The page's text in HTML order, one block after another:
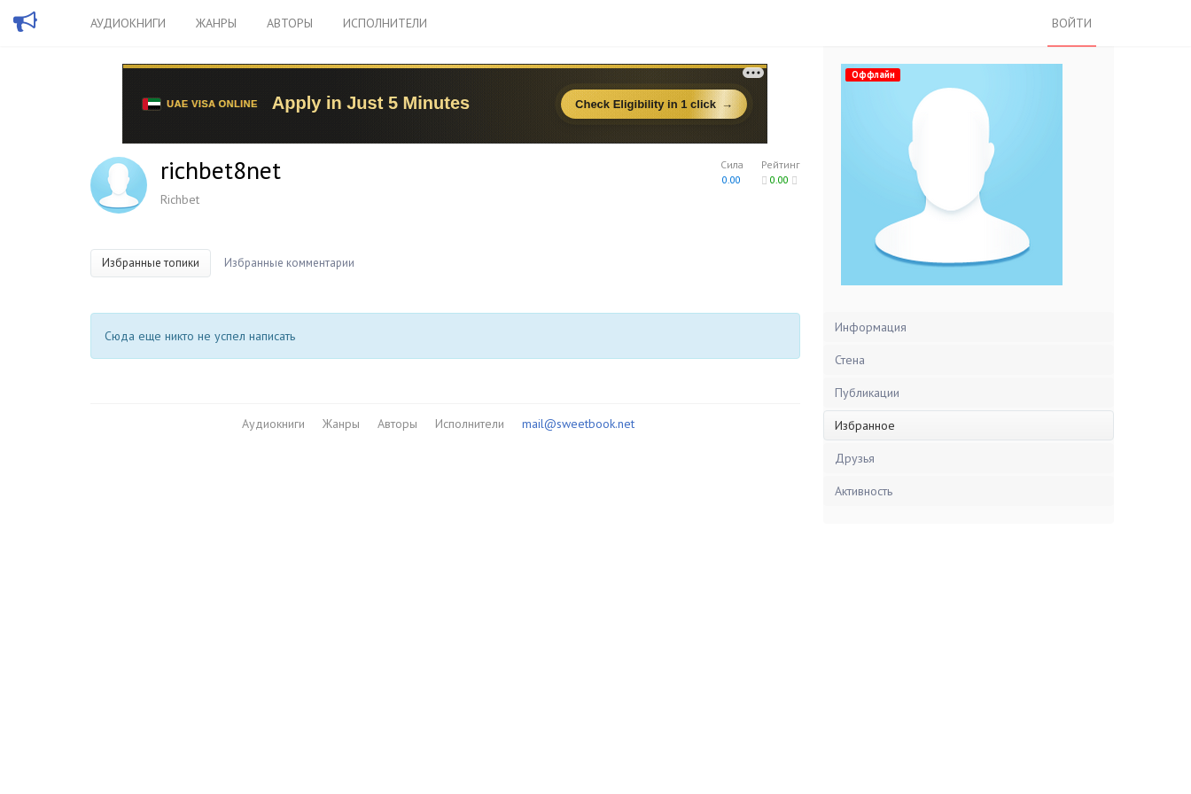
АУДИОКНИГИ ЖАНРЫ АВТОРЫ ИСПОЛНИТЕЛИ ВОЙТИ
Рейтинг
0.00
Сила
0.00
richbet8net
Richbet
Избранные топики Избранные комментарии
Сюда еще никто не успел написать
Аудиокниги Жанры Авторы Исполнители mail@sweetbook.net
Оффлайн
Информация
Стена
Публикации
Избранное
Друзья
Активность